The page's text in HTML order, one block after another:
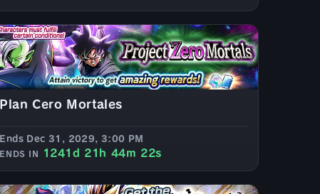
Plan Cero Mortales
Ends Dec 31, 2029, 3:00 PM
ENDS IN 1241d 21h 44m 20s